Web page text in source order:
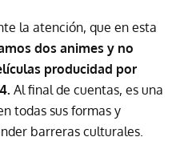
la atención, que en esta
dos animes y no
producidad por
Al final de cuentas, es una
todas sus formas y
barreras culturales.